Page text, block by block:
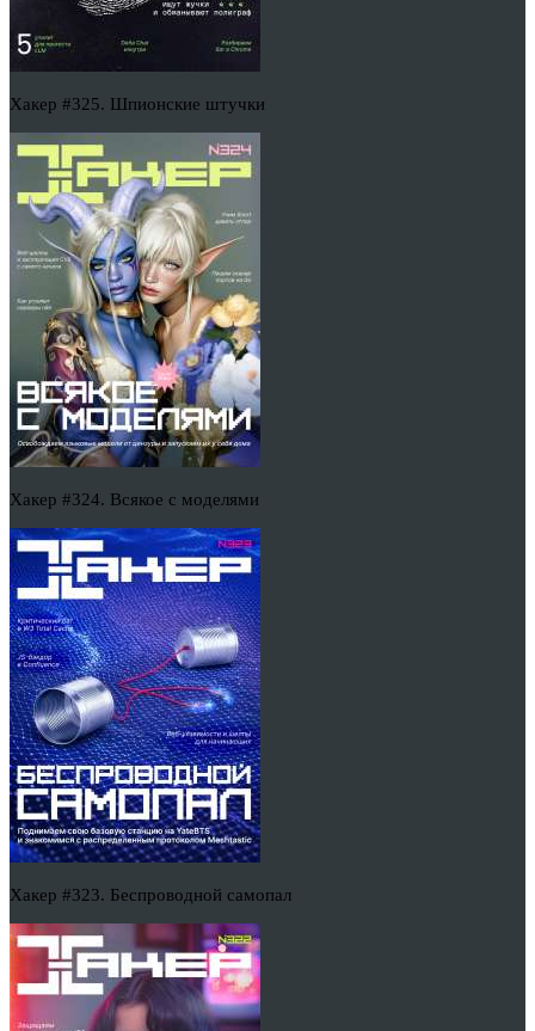
Хакер #325. Шпионские штучки
Хакер #324. Всякое с моделями
Хакер #323. Беспроводной самопал